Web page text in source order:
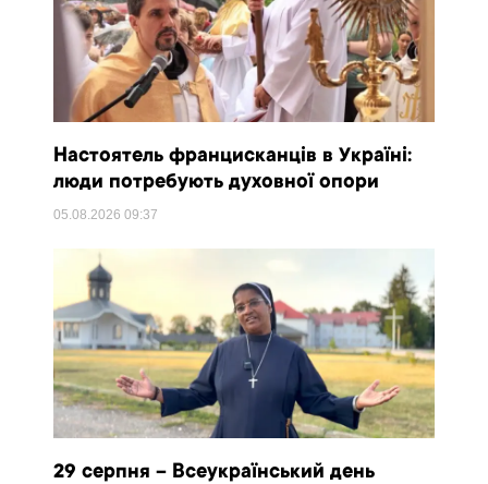
Настоятель францисканців в Україні:
люди потребують духовної опори
05.08.202609:37
29 серпня – Всеукраїнський день